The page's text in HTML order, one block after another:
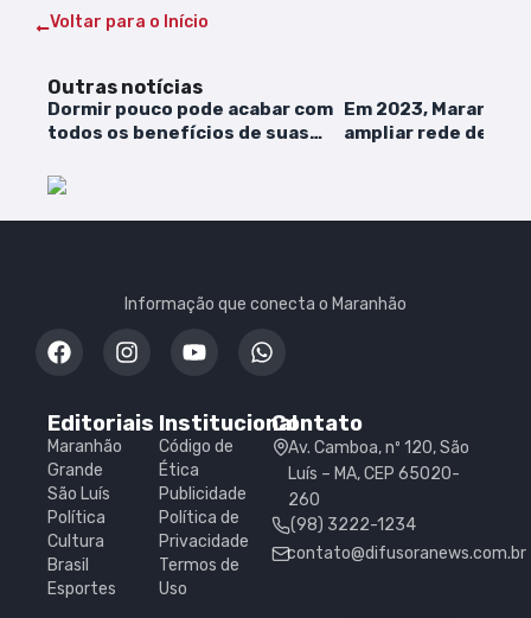
Voltar para o Início
Outras notícias
Dormir pouco pode acabar com
todos os benefícios de suas
Em 2023, Maranhão
ampliar rede de
Informação que conecta o Maranhão
Editoriais
Maranhão
Grande
São Luís
Política
Cultura
Brasil
Esportes
Institucional
Código de
Ética
Publicidade
Política de
Privacidade
Termos de
Uso
Contato
Av. Camboa, nº 120, São
Luís – MA, CEP 65020-
260
(98) 3222-1234
contato@difusoranews.com.br